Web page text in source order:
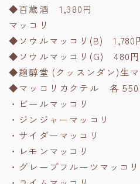
◆百歳酒 1,380円
マッコリ
◆ソウルマッコリ(B) 1,780
◆ソウルマッコリ(G) 480円
◆麹醇堂 (クッスンダン)生
◆マッコリカクテル 各 550
・ビールマッコリ
・ジンジャーマッコリ
・サイダーマッコリ
・レモンマッコリ
・グレープフルーツマッコリ